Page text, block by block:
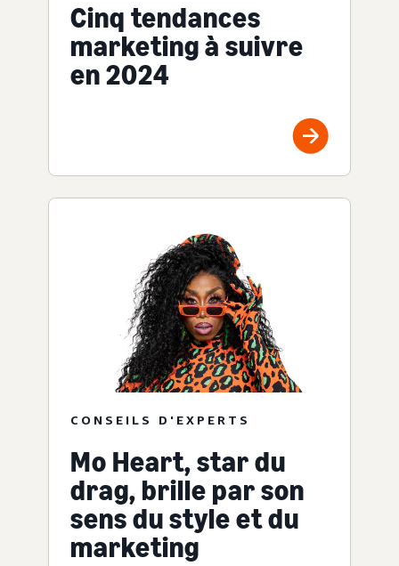
Cinq tendances
marketing à suivre
en 2024
CONSEILS D'EXPERTS
Mo Heart, star du
drag, brille par son
sens du style et du
marketing